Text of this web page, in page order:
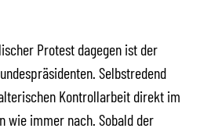
Protest dagegen ist der
Selbstredend
Kontrollarbeit direkt im
wie immer nach. Sobald der